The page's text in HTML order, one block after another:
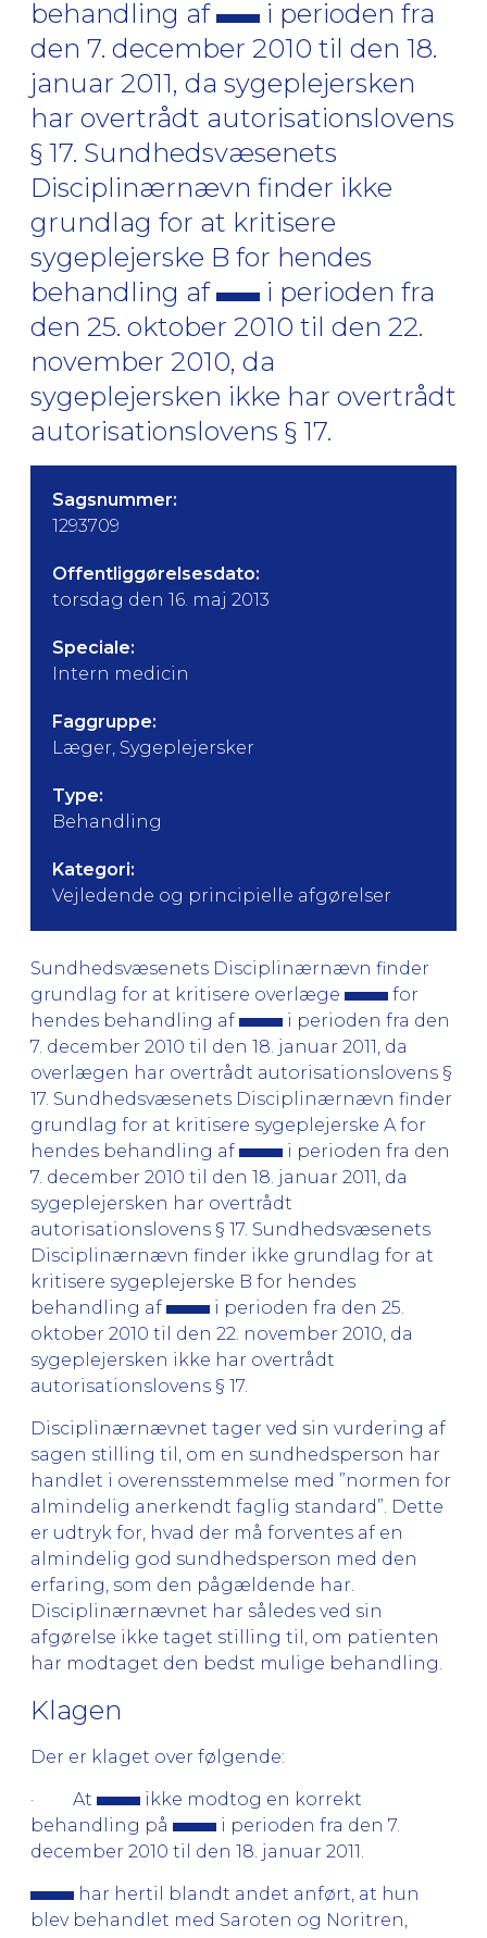
behandling af
i perioden fra
den 7. december 2010 til den 18.
januar 2011, da sygeplejersken
har overtrådt autorisationslovens
§ 17. Sundhedsvæsenets
Disciplinærnævn finder ikke
grundlag for at kritisere
sygeplejerske B for hendes
behandling af
i perioden fra
den 25. oktober 2010 til den 22.
november 2010, da
sygeplejersken ikke har overtrådt
autorisationslovens § 17.
Sagsnummer:
1293709
Offentliggørelsesdato:
torsdag den 16. maj 2013
Speciale:
Intern medicin
Faggruppe:
Læger, Sygeplejersker
Type:
Behandling
Kategori:
Vejledende og principielle afgørelser
Sundhedsvæsenets Disciplinærnævn finder
grundlag for at kritisere overlæge
for
hendes behandling af
i perioden fra den
7. december 2010 til den 18. januar 2011, da
overlægen har overtrådt autorisationslovens §
17. Sundhedsvæsenets Disciplinærnævn finder
grundlag for at kritisere sygeplejerske A for
hendes behandling af
i perioden fra den
7. december 2010 til den 18. januar 2011, da
sygeplejersken har overtrådt
autorisationslovens § 17. Sundhedsvæsenets
Disciplinærnævn finder ikke grundlag for at
kritisere sygeplejerske B for hendes
behandling af
i perioden fra den 25.
oktober 2010 til den 22. november 2010, da
sygeplejersken ikke har overtrådt
autorisationslovens § 17.
Disciplinærnævnet tager ved sin vurdering af
sagen stilling til, om en sundhedsperson har
handlet i overensstemmelse med ”normen for
almindelig anerkendt faglig standard”. Dette
er udtryk for, hvad der må forventes af en
almindelig god sundhedsperson med den
erfaring, som den pågældende har.
Disciplinærnævnet har således ved sin
afgørelse ikke taget stilling til, om patienten
har modtaget den bedst mulige behandling.
Klagen
Der er klaget over følgende:
· At
ikke modtog en korrekt
behandling på
i perioden fra den 7.
december 2010 til den 18. januar 2011.
har hertil blandt andet anført, at hun
blev behandlet med Saroten og Noritren,